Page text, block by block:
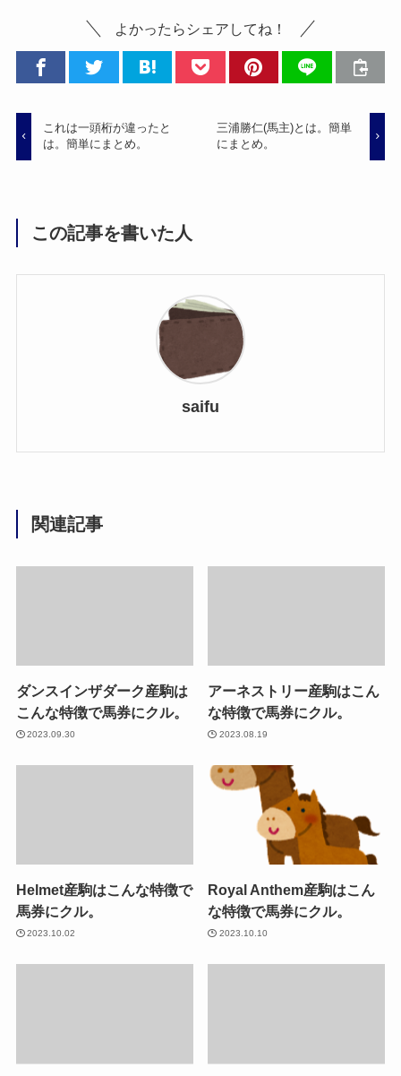
よかったらシェアしてね！
これは一頭桁が違ったと
は。簡単にまとめ。
三浦勝仁(馬主)とは。簡単
にまとめ。
この記事を書いた人
saifu
関連記事
ダンスインザダーク産駒は
こんな特徴で馬券にクル。
2023.09.30
アーネストリー産駒はこん
な特徴で馬券にクル。
2023.08.19
Helmet産駒はこんな特徴で
馬券にクル。
2023.10.02
Royal Anthem産駒はこん
な特徴で馬券にクル。
2023.10.10